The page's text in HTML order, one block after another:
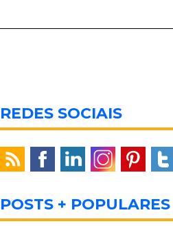
REDES SOCIAIS
POSTS + POPULARES